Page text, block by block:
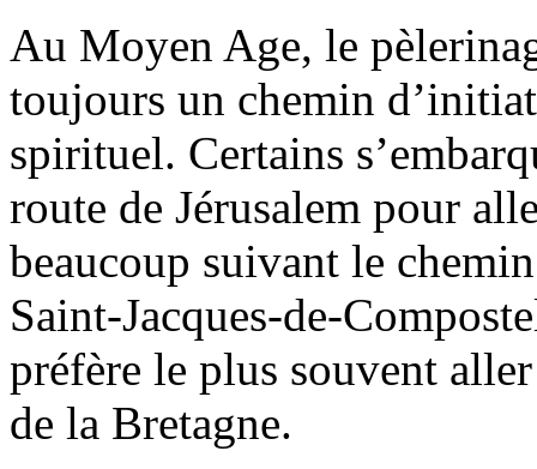
Au Moyen Age, le
toujours un chemin
spirituel. Certains
route de Jérusalem pour
beaucoup suivant le
Saint-Jacques-de-
préfère le plus souvent
de la Bretagne.